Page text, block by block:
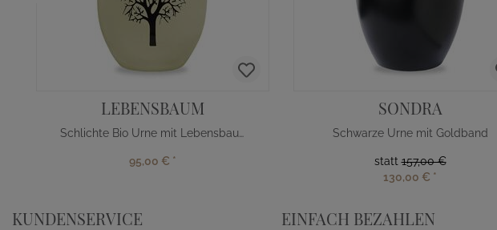
LEBENSBAUM
Schlichte Bio Urne mit Lebensbaum
95,00 € *
SONDRA
Schwarze Urne mit Goldband
statt157,00 €
130,00 € *
KUNDENSERVICE EINFACH BEZAHLEN